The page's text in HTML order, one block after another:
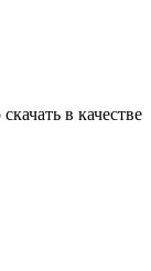
в качестве